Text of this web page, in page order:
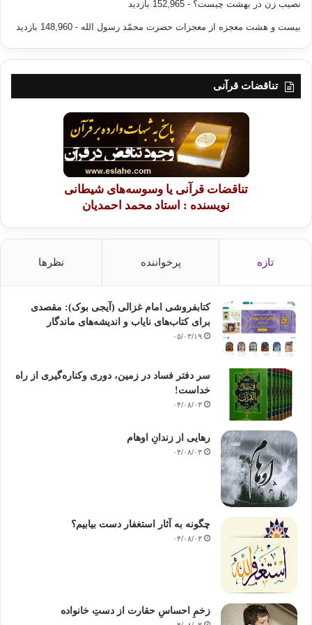
مراعات کنید.هر کس در باره آنها رعایت مرا می کند الله تعالی او را در دنیا و
او بیزار است و هر کسی که الله از او بری باشد هیچ بعید نیست که در عذاب
خدا گرفتار آید.»
این مطلب نیز نقل شده است که :« هر کس درباره صحابه مراعات مرا کند،
من در روز قیامت محافظ او می شوم».
در جایی دیگر آمده است :« هر شخصی درباره صحابه مراعات مرا می کند ،
او در حوض کوثر میتواند به من برسد و فقط از دور مرا می بیند».
سهل بن عبدالله رحمهُ الله می گوید: هر کس صحابۀ رسول اکرم صلی الله
علیه و آله و سلم را تعظیم و بزرگداشت نکند او (در واقع) بر رسول اکرم صلی
الله علیه و آله و سلم اصلاً ایمان نیاورده است.
خداوند به لطف و فضل خود مرا و دوستان مرا و محسنان مرا و ملاقات
کنندگان مرا، مشایخ و شاگردان مرا و جمیع مؤمنین را از مؤاخذۀ خود و از
عتاب محبوب خود محفوظ نگه دارد و دلهای ما را از محبت این بزرگواران
یعنی صحابۀکرام رضی الله عنمها لبریز فرماید.(آمین)
منبع: کتاب:فضایل اعمال / تألیف:شیخ الحدیث مولانا محمد زکریا کاندهلوی /
مترجم: نصیر احمد سید زاده / انتشارات:صدیق/چاپ سوم1386
وظیفه مسلمانان صحابه کرام
نصیب زن در بهشت چیست؟ - 152,965 بازدید
بیست و هشت معجزه از معجزات حضرت محمّد رسول الله - 148,960 بازدید
تناقضات قرآنی
تناقضات قرآنی یا وسوسه‌های شیطانی
نویسنده : استاد محمد احمدیان
تازه پرخواننده نظرها
کتابفروشی امام غزالی (آیجی بوک): مقصدی
برای کتاب‌های نایاب و اندیشه‌های ماندگار
۰۵/۰۳/۱۹
سر دفتر فساد در زمین‌، دوری وکناره‌گیری از راه
خداست‌!
۰۴/۰۸/۰۳
رهایی از زندانِ اوهام
۰۴/۰۸/۰۳
چگونه به آثار استغفار دست بیابیم؟
۰۴/۰۸/۰۳
زخمِ احساسِ حقارت از دستِ خانواده